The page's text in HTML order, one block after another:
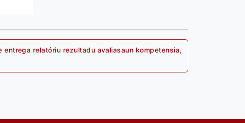
entrega relatóriu rezultadu avaliasaun kompetensia,